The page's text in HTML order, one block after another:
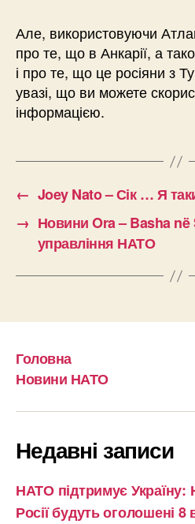
Але, використовуючи
про те, що в Анкарії, а
і про те, що це росіяни з
увазі, що ви можете
інформацією.
← Joey Nato – Сік … Я
→ Новини Ora – Basha
управління НАТО
Головна
Новини НАТО
Недавні записи
НАТО підтримує Україну:
Росії будуть оголошені 8